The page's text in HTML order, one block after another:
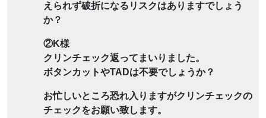
えられず破折になるリスクはありますでしょう
か？
②K様
クリンチェック返ってまいりました。
ボタンカットやTADは不要でしょうか？
お忙しいところ恐れ入りますがクリンチェックの
チェックをお願い致します。